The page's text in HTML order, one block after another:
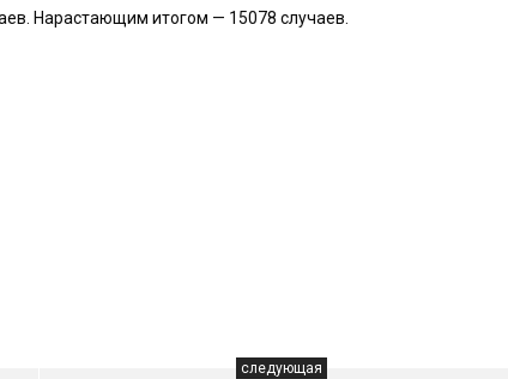
Нарастающим итогом — 15078 случаев.
следующая